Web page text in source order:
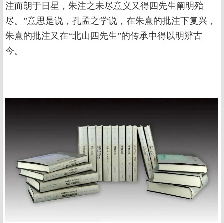
注而朗于日星，朱注之未尽意义又得四先生阐明殆
尽。”意思是说，孔孟之学说，在朱熹的批注下复兴，
朱熹的批注又在“北山四先生”的传承中得以明辨古
今。